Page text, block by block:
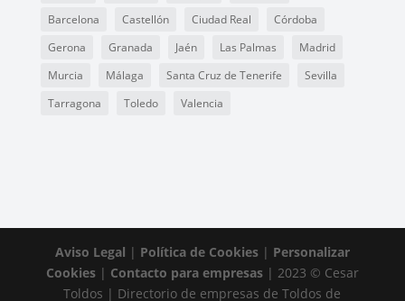
Barcelona
Castellón Ciudad Real
Córdoba
Gerona
Granada Jaén Las Palmas
Madrid
Murcia
Málaga Santa Cruz de Tenerife
Sevilla
Tarragona
Toledo Valencia
Aviso Legal | Política de Cookies| Personalizar
Cookies| Contacto para empresas| 2023 © Cesar
Toldos | Directorio de empresas de Toldos de